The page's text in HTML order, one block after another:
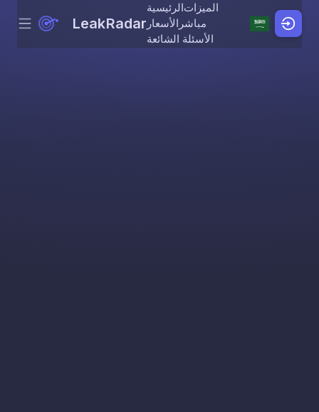
Skip to content
Menu LeakRadar
الرئيسيةالميزات
الأسعار مباشر
الأسئلة الشائعة